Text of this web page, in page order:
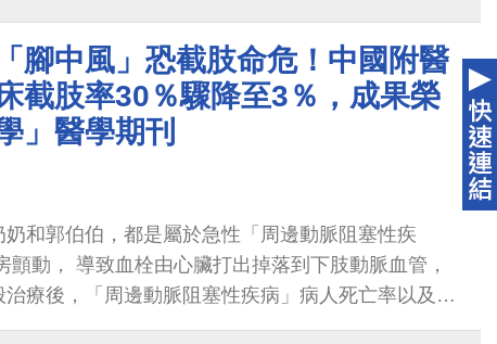
腳中風」恐截肢命危！中國附醫
截肢率30％驟降至3％，成果榮
」醫學期刊
和郭伯伯，都是屬於急性「周邊動脈阻塞性疾
顫動， 導致血栓由心臟打出掉落到下肢動脈血管，
療後，「周邊動脈阻塞性疾病」病人死亡率以及截
此重大疾病風險，中國附醫2016年成立了「24小時